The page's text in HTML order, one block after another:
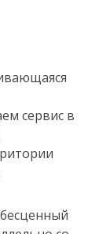
сервис в